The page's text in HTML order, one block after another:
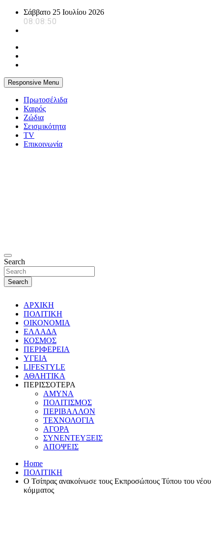
Skip
content
Σάββατο 25 Ιουλίου 2026
08:08:51
Responsive Menu
Πρωτοσέλιδα
Καιρός
Ζώδια
Σεισμικότητα
TV
Επικοινωνία
Search
Search
ΑΡΧΙΚΗ
ΠΟΛΙΤΙΚΗ
ΟΙΚΟΝΟΜΙΑ
ΕΛΛΑΔΑ
ΚΟΣΜΟΣ
ΠΕΡΙΦΕΡΕΙΑ
ΥΓΕΙΑ
LIFESTYLE
ΑΘΛΗΤΙΚΑ
ΠΕΡΙΣΣΟΤΕΡΑ
ΑΜΥΝΑ
ΠΟΛΙΤΙΣΜΟΣ
ΠΕΡΙΒΑΛΛΟΝ
ΤΕΧΝΟΛΟΓΙΑ
ΑΓΟΡΑ
ΣΥΝΕΝΤΕΥΞΕΙΣ
ΑΠΟΨΕΙΣ
Home
ΠΟΛΙΤΙΚΗ
Ο Τσίπρας ανακοίνωσε τους Εκπροσώπους Τύπου του νέου
κόμματος